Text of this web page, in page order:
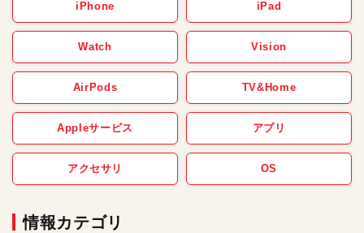
iPhone iPad
Watch Vision
AirPods TV&Home
Appleサービス アプリ
アクセサリ OS
情報カテゴリ